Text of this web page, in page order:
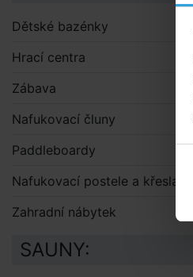
Dětské bazénky
Hrací centra
Zábava
Nafukovací čluny
Paddleboardy
Nafukovací postele a křesla
Zahradní nábytek
SAUNY: